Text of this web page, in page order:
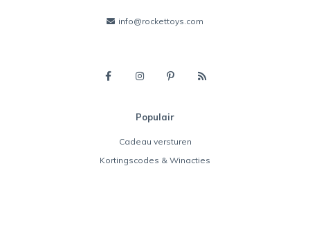
info@rockettoys.com
Populair
Cadeau versturen
Kortingscodes & Winacties